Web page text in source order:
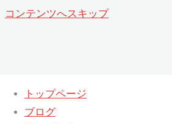
コンテンツへスキップ
トップページ
ブログ
カテゴリー: